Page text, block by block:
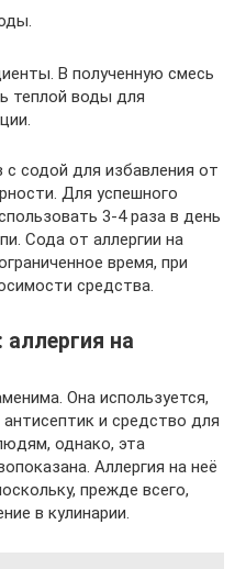
В полученную смесь
теплой воды для
содой для избавления от
Для успешного
3-4 раза в день
Сода от аллергии на
время, при
средства.
аллергия на
Она используется,
и средство для
однако, эта
Аллергия на неё
прежде всего,
в кулинарии.